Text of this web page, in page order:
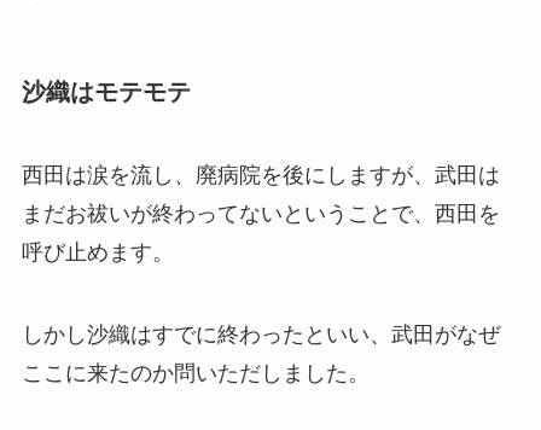
沙織はモテモテ
西田は涙を流し、廃病院を後にしますが、武田は
まだお祓いが終わってないということで、西田を
呼び止めます。
しかし沙織はすでに終わったといい、武田がなぜ
ここに来たのか問いただしました。